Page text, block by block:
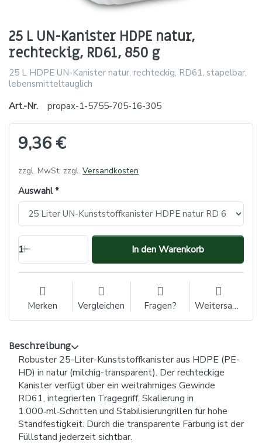
25 L UN-Kanister HDPE natur,
rechteckig, RD61, 850 g
25 L HDPE UN-Kanister natur, rechteckig, RD61, stapelbar,
lebensmitteltauglich
Art.-Nr.
propax-1-5755-705-16-305
9,36 €
zzgl. MwSt. zzgl. Versandkosten
Auswahl
1 In den Warenkorb
Merken Vergleichen Fragen? Weitersagen
Beschreibung
Robuster 25-Liter-Kunststoffkanister aus HDPE (PE-
HD) in natur (milchig-transparent). Der rechteckige
Kanister verfügt über ein weitrahmiges Gewinde
RD61, integrierten Tragegriff, Skalierung in
1.000‑ml‑Schritten und Stabilisierungrillen für hohe
Standfestigkeit. Durch die transparente Färbung ist der
Füllstand jederzeit sichtbar.